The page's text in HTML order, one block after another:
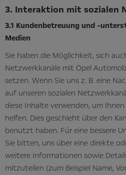
3. Interaktion mit sozialen
3.1 Kundenbetreuung und -
Medien
Sie haben die Möglichkeit, sich
Netzwerkkanäle mit Opel
setzen. Wenn Sie uns z. B. eine
auf unseren sozialen
diese Inhalte verwenden, um
helfen. Dies geschieht über den
benutzt haben. Für eine bessere
Sie bitten, uns über eine direkte
weitere Informationen sowie
mitzuteilen (zum Beispiel Name,